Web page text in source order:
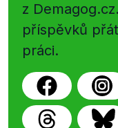
z
příspěvků
práci.